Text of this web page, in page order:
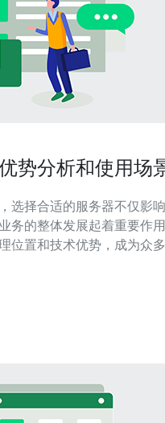
势分析和使用场
选择合适的服务器不仅影
务的整体发展起着重要作
位置和技术优势，成为众
务器的优势是什